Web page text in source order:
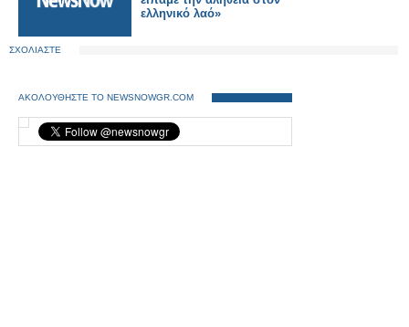
ελληνικό λαό»
ΣΧΟΛΙΑΣΤΕ
ΑΚΟΛΟΥΘΗΣΤΕ ΤΟ NEWSNOWGR.COM